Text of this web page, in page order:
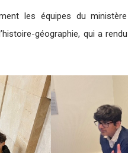
les équipes du
géographie, qui a